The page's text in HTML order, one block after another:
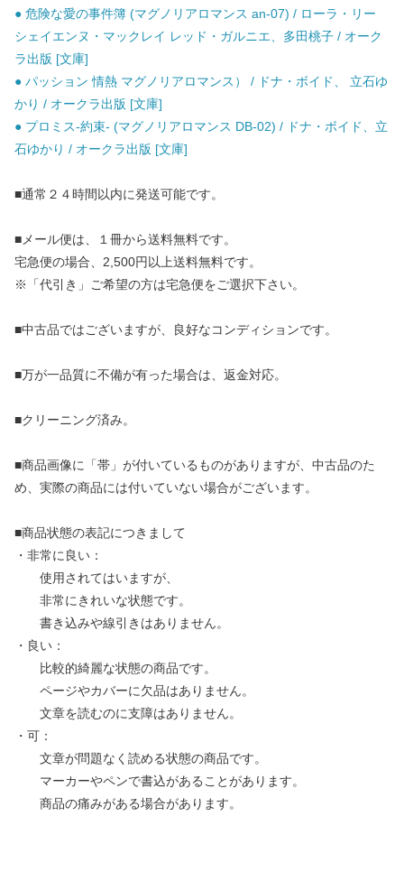
● 危険な愛の事件簿 (マグノリアロマンス an-07) / ローラ・リー
シェイエンヌ・マックレイ レッド・ガルニエ、多田桃子 / オーク
ラ出版 [文庫]
● パッション 情熱 マグノリアロマンス） / ドナ・ボイド、 立石ゆ
かり / オークラ出版 [文庫]
● プロミス-約束- (マグノリアロマンス DB-02) / ドナ・ボイド、立
石ゆかり / オークラ出版 [文庫]
■通常２４時間以内に発送可能です。
■メール便は、１冊から送料無料です。
宅急便の場合、2,500円以上送料無料です。
※「代引き」ご希望の方は宅急便をご選択下さい。
■中古品ではございますが、良好なコンディションです。
■万が一品質に不備が有った場合は、返金対応。
■クリーニング済み。
■商品画像に「帯」が付いているものがありますが、中古品のた
め、実際の商品には付いていない場合がございます。
■商品状態の表記につきまして
・非常に良い：
使用されてはいますが、
非常にきれいな状態です。
書き込みや線引きはありません。
・良い：
比較的綺麗な状態の商品です。
ページやカバーに欠品はありません。
文章を読むのに支障はありません。
・可：
文章が問題なく読める状態の商品です。
マーカーやペンで書込があることがあります。
商品の痛みがある場合があります。